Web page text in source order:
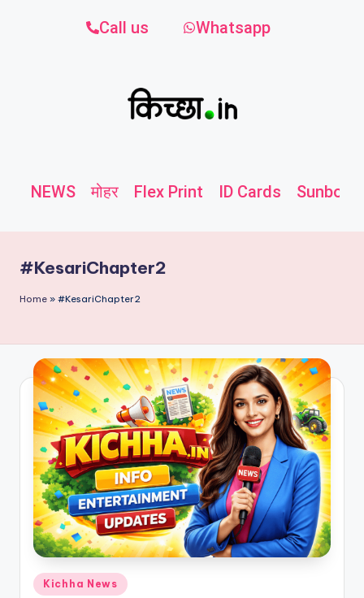
Call us Whatsapp
NEWS मोहर Flex Print ID Cards
#KesariChapter2
Home » #KesariChapter2
Kichha News